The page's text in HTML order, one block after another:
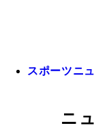
スポーツニ
ニ